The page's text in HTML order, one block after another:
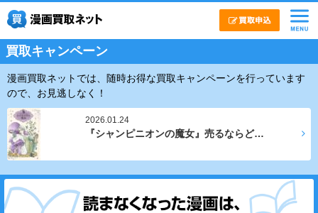
買取キャンペーン
漫画買取ネットでは、随時お得な買取キャンペーンを行っています
ので、お見逃しなく！
2026.01.24
『シャンピニオンの魔女』売るならど…